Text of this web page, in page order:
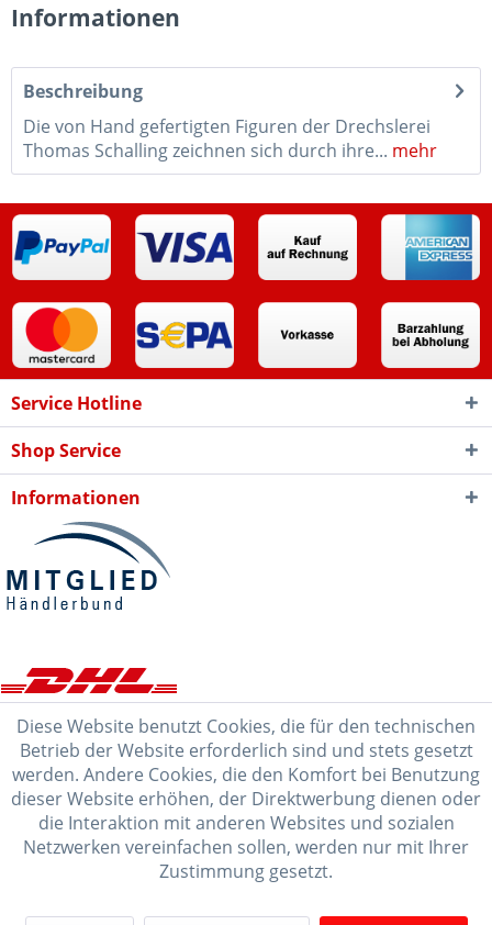
Informationen
Beschreibung
Die von Hand gefertigten Figuren der Drechslerei
Thomas Schalling zeichnen sich durch ihre... mehr
Service Hotline
Shop Service
Informationen
Diese Website benutzt Cookies, die für den technischen
Betrieb der Website erforderlich sind und stets gesetzt
werden. Andere Cookies, die den Komfort bei Benutzung
dieser Website erhöhen, der Direktwerbung dienen oder
die Interaktion mit anderen Websites und sozialen
Netzwerken vereinfachen sollen, werden nur mit Ihrer
Zustimmung gesetzt.